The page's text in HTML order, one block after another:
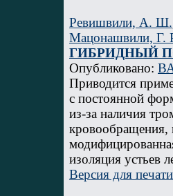
Ревишвили, А. Ш.
Мацонашвили, Г.
ГИБРИДНЫЙ
Опубликовано:
Приводится
с постоянной
из-за наличия
кровообращения,
изоляция устьев
Версия для печати